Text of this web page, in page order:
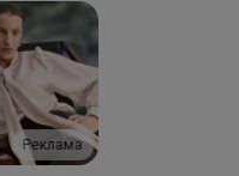
Реклама